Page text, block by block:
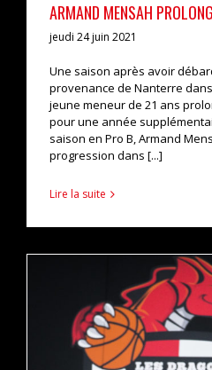
ARMAND MENSAH
jeudi 24 juin 2021
Une saison après avoir
provenance de Nanterre
jeune meneur de 21 ans
pour une année
saison en Pro B, Armand
progression dans [...]
Lire la suite